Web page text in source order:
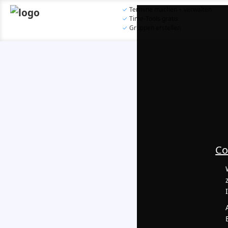
✓ Termine machen + verwalten
✓ Time-Tools gratis
✓ Gruppen erstellen